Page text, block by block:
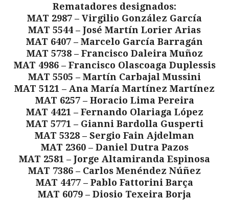
Rematadores designados:
MAT 2987 – Virgilio González García
MAT 5544 – José Martín Lorier Arias
MAT 6407 – Marcelo García Barragán
MAT 5738 – Francisco Daleira Muñoz
MAT 4986 – Francisco Olascoaga Duplessis
MAT 5505 – Martín Carbajal Mussini
MAT 5121 – Ana María Martínez Martínez
MAT 6257 – Horacio Lima Pereira
MAT 4421 – Fernando Olariaga López
MAT 5771 – Gianni Bardolla Gusperti
MAT 5328 – Sergio Fain Ajdelman
MAT 2360 – Daniel Dutra Pazos
MAT 2581 – Jorge Altamiranda Espinosa
MAT 7386 – Carlos Menéndez Núñez
MAT 4477 – Pablo Fattorini Barça
MAT 6079 – Diosio Texeira Borja